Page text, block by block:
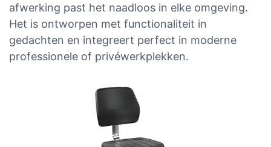
afwerking past het naadloos in elke omgeving.
Het is ontworpen met functionaliteit in
gedachten en integreert perfect in moderne
professionele of privéwerkplekken.